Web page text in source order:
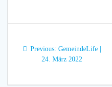
Previous: Previous
post:
GemeindeLife |
24. März 2022